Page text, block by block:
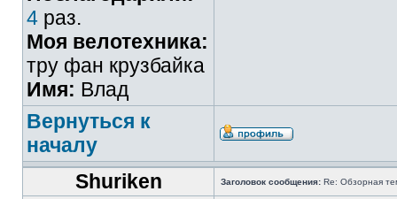
4 раз.
Моя велотехника:
тру фан крузбайка
Имя: Влад
Вернуться к
началу
Shuriken
Заголовок сообщения: Re: Обзорная